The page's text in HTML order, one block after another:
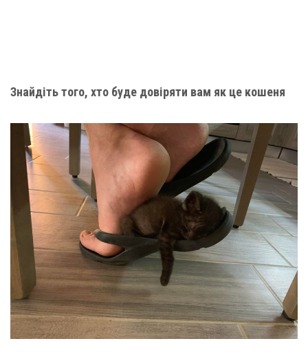
Знайдіть того, хто буде довіряти вам як це кошеня